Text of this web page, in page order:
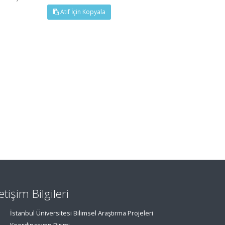
Atıf İçin Kopyala
Bilgileri
İstanbul Üniversitesi Bilimsel Araştırma Projeleri